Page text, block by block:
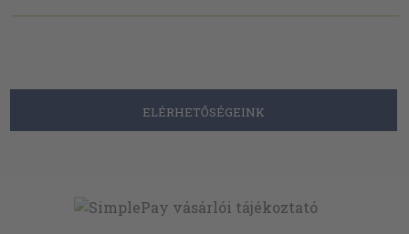
ELÉRHETŐSÉGEINK